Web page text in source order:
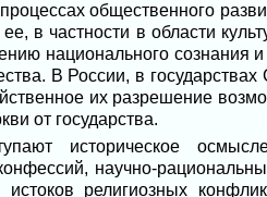
общественного
в частности в области
национального сознания
В России, в
их разрешение
от государства.
историческое
научно-
религиозных